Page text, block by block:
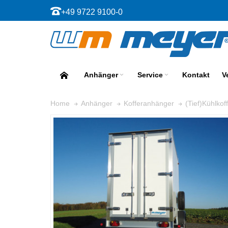
+49 9722 9100-0
Anhänger Service Kontakt
Home Anhänger Kofferanhänger